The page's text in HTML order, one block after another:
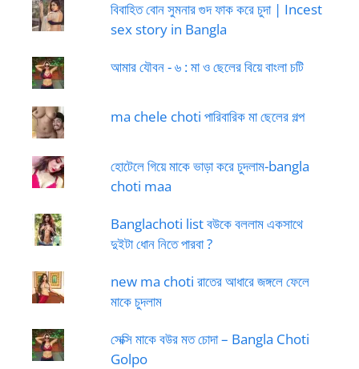
বিবাহিত বোন সুমনার গুদ ফাক করে চুদা | Incest
sex story in Bangla
আমার যৌবন - ৬ : মা ও ছেলের বিয়ে বাংলা চটি
ma chele choti পারিবারিক মা ছেলের গল্প
হোটেলে গিয়ে মাকে ভাড়া করে চুদলাম-bangla
choti maa
Banglachoti list বউকে বললাম একসাথে
দুইটা ধোন নিতে পারবা ?
new ma choti রাতের আধারে জঙ্গলে ফেলে
মাকে চুদলাম
সেক্সি মাকে বউর মত চোদা – Bangla Choti
Golpo